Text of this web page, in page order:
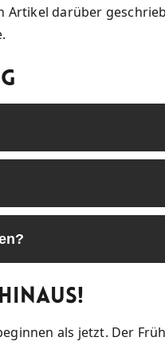
Artikel darüber
als jetzt. Der